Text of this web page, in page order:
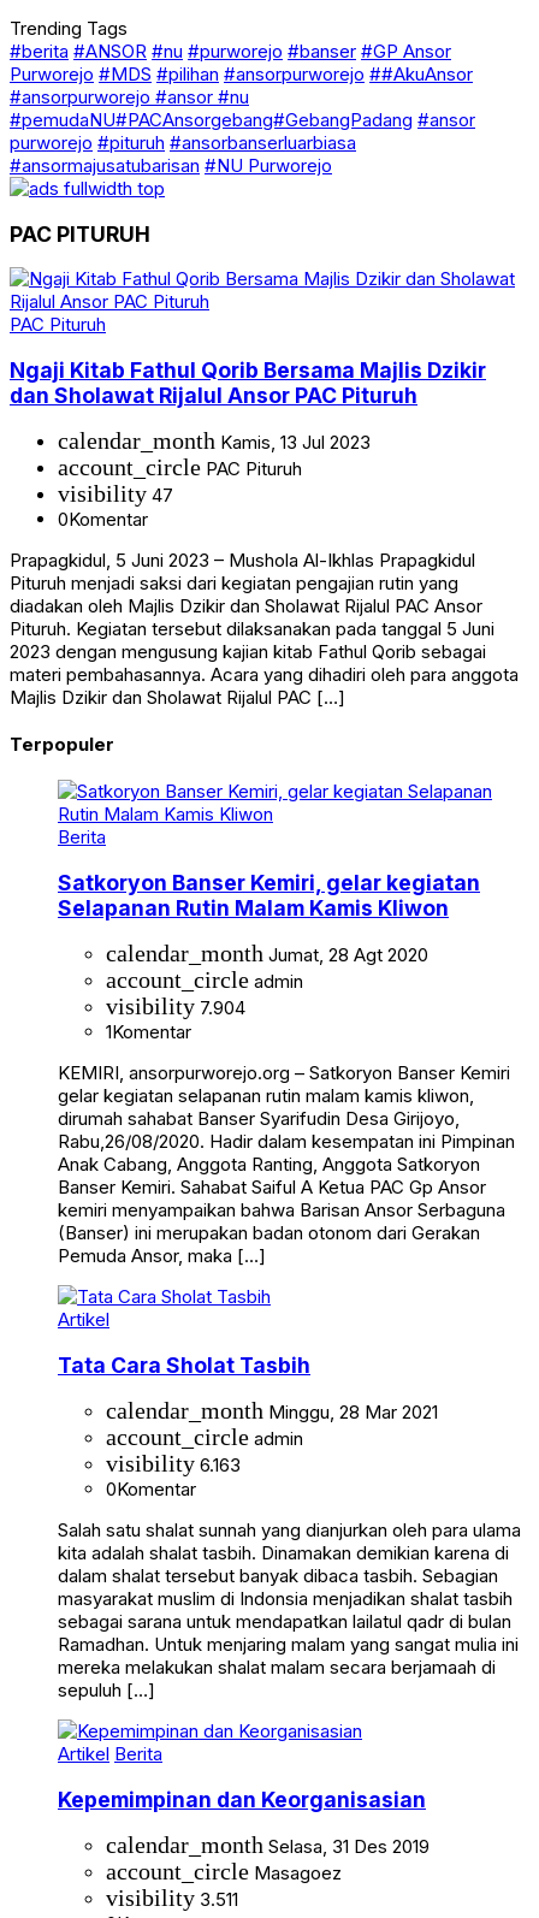
Trending Tags
#berita #ANSOR #nu #purworejo #banser #GP Ansor
Purworejo #MDS #pilihan #ansorpurworejo ##AkuAnsor
#ansorpurworejo #ansor #nu
#pemudaNU#PACAnsorgebang#GebangPadang #ansor
purworejo #pituruh #ansorbanserluarbiasa
#ansormajusatubarisan #NU Purworejo
PAC PITURUH
PAC Pituruh
Ngaji Kitab Fathul Qorib Bersama Majlis Dzikir
dan Sholawat Rijalul Ansor PAC Pituruh
calendar_month Kamis, 13 Jul 2023
account_circle PAC Pituruh
visibility 47
0Komentar
Prapagkidul, 5 Juni 2023 – Mushola Al-Ikhlas Prapagkidul
Pituruh menjadi saksi dari kegiatan pengajian rutin yang
diadakan oleh Majlis Dzikir dan Sholawat Rijalul PAC Ansor
Pituruh. Kegiatan tersebut dilaksanakan pada tanggal 5 Juni
2023 dengan mengusung kajian kitab Fathul Qorib sebagai
materi pembahasannya. Acara yang dihadiri oleh para anggota
Majlis Dzikir dan Sholawat Rijalul PAC […]
Terpopuler
Berita
Satkoryon Banser Kemiri, gelar kegiatan
Selapanan Rutin Malam Kamis Kliwon
calendar_month Jumat, 28 Agt 2020
account_circle admin
visibility 7.904
1Komentar
KEMIRI, ansorpurworejo.org – Satkoryon Banser Kemiri
gelar kegiatan selapanan rutin malam kamis kliwon,
dirumah sahabat Banser Syarifudin Desa Girijoyo,
Rabu,26/08/2020. Hadir dalam kesempatan ini Pimpinan
Anak Cabang, Anggota Ranting, Anggota Satkoryon
Banser Kemiri. Sahabat Saiful A Ketua PAC Gp Ansor
kemiri menyampaikan bahwa Barisan Ansor Serbaguna
(Banser) ini merupakan badan otonom dari Gerakan
Pemuda Ansor, maka […]
Artikel
Tata Cara Sholat Tasbih
calendar_month Minggu, 28 Mar 2021
account_circle admin
visibility 6.163
0Komentar
Salah satu shalat sunnah yang dianjurkan oleh para ulama
kita adalah shalat tasbih. Dinamakan demikian karena di
dalam shalat tersebut banyak dibaca tasbih. Sebagian
masyarakat muslim di Indonsia menjadikan shalat tasbih
sebagai sarana untuk mendapatkan lailatul qadr di bulan
Ramadhan. Untuk menjaring malam yang sangat mulia ini
mereka melakukan shalat malam secara berjamaah di
sepuluh […]
Artikel Berita
Kepemimpinan dan Keorganisasian
calendar_month Selasa, 31 Des 2019
account_circle Masagoez
visibility 3.511